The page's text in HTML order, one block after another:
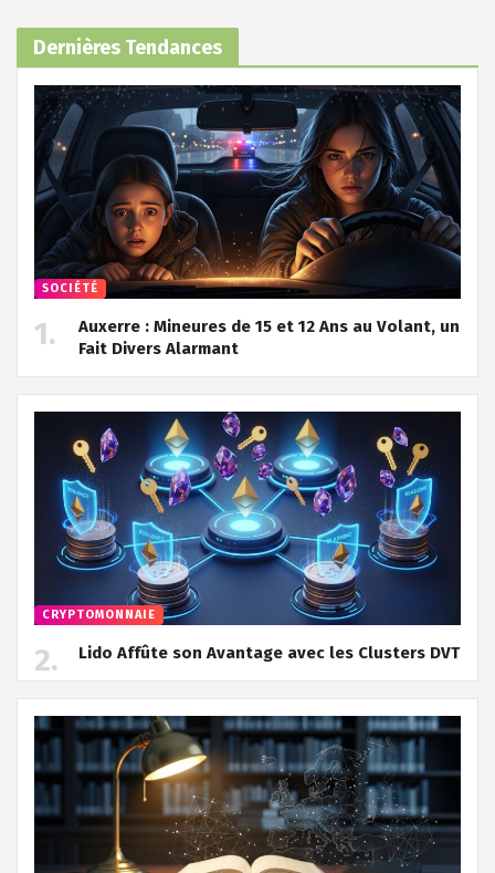
Dernières Tendances
SOCIÉTÉ
Auxerre : Mineures de 15 et 12 Ans au Volant, un
Fait Divers Alarmant
CRYPTOMONNAIE
Lido Affûte son Avantage avec les Clusters DVT